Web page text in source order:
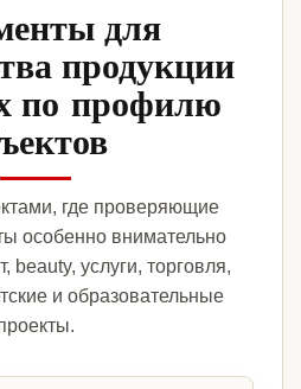
для
продукции
по профилю
где проверяющие
особенно внимательно
beauty, услуги, торговля,
и образовательные